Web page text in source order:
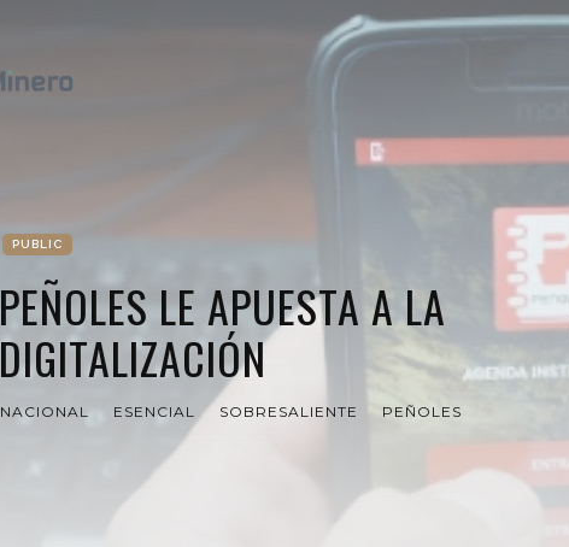
PUBLIC
PEÑOLES LE APUESTA A LA
DIGITALIZACIÓN
NACIONAL ESENCIAL SOBRESALIENTE PEÑOLES